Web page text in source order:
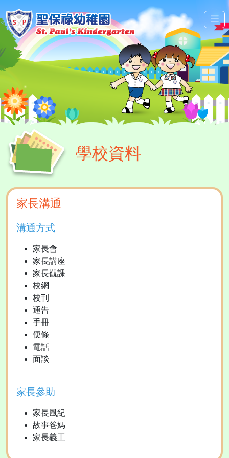
學校資料
家長溝通
溝通方式
家長會
家長講座
家長觀課
校網
校刊
通告
手冊
便條
電話
面談
家長參助
家長風紀
故事爸媽
家長義工